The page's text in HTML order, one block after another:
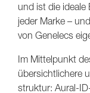
und ist die ideale
jeder Marke –
von Genelecs
Im Mittelpunkt
übersichtlichere
struktur: Aural-